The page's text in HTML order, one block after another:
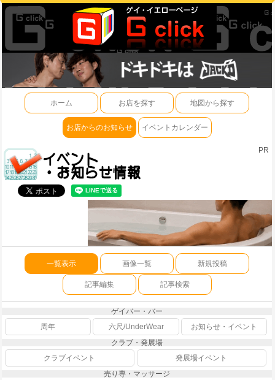
ホーム お店を探す 地図から探す
お店からのお知らせ イベントカレンダー
PR
一覧表示 画像一覧 新規投稿
記事編集 記事検索
ゲイバー・バー
周年
六尺/UnderWear
お知らせ・イベント
クラブ・発展場
クラブイベント
発展場イベント
売り専・マッサージ